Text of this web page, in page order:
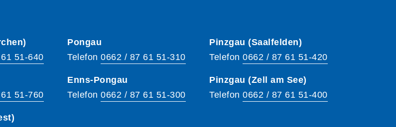
51-640
51-760
Pongau
Telefon 0662 / 87 61 51-310
Enns-Pongau
Telefon 0662 / 87 61 51-300
Pinzgau (Saalfelden)
Telefon 0662 / 87 61 51-420
Pinzgau (Zell am See)
Telefon 0662 / 87 61 51-400